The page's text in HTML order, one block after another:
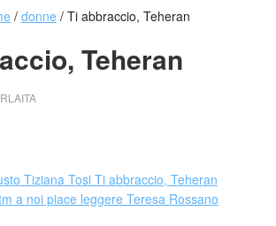
/ donne /Ti abbraccio, Teheran
Teheran